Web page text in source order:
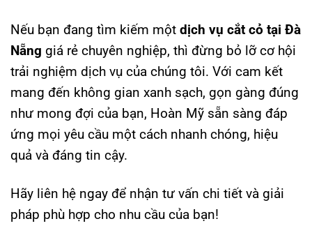
Nếu bạn đang tìm kiếm một dịch vụ cắt cỏ tại Đà
Nẵng giá rẻ chuyên nghiệp, thì đừng bỏ lỡ cơ hội
trải nghiệm dịch vụ của chúng tôi. Với cam kết
mang đến không gian xanh sạch, gọn gàng đúng
như mong đợi của bạn, Hoàn Mỹ sẵn sàng đáp
ứng mọi yêu cầu một cách nhanh chóng, hiệu
quả và đáng tin cậy.
Hãy liên hệ ngay để nhận tư vấn chi tiết và giải
pháp phù hợp cho nhu cầu của bạn!